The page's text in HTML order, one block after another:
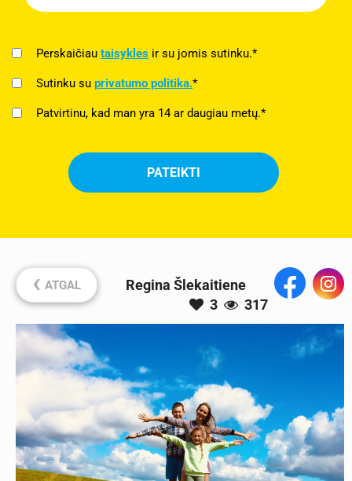
Perskaičiau taisykles ir su jomis sutinku.*
Sutinku su privatumo politika.*
Patvirtinu, kad man yra 14 ar daugiau metų.*
‹ ATGAL
Regina Šlekaitiene
3
317